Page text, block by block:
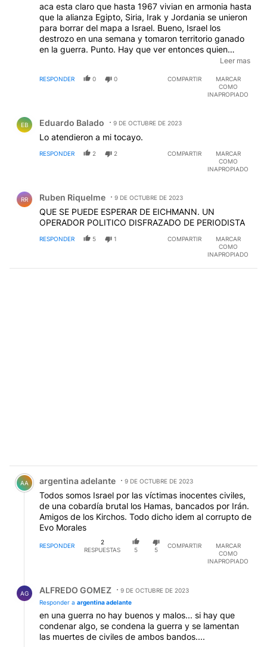
aca esta claro que hasta 1967 vivian en armonia hasta
que la alianza Egipto, Siria, Irak y Jordania se unieron
para borrar del mapa a Israel. Bueno, Israel los
destrozo en una semana y tomaron territorio ganado
en la guerra. Punto. Hay que ver entonces quien
encendio la mecha del conflicto. Ademas, hasta que
Iran, y Libano, y dejen de mandar misiles y drones
TODOS LOS DIAS sobre Israel, no hay negociacion
Leer mas
RESPONDER 0 0 COMPARTIR
MARCAR
COMO
INAPROPIADO
EB Eduardo Balado 9 DE OCTUBRE DE 2023
Lo atendieron a mi tocayo.
RESPONDER 2 2 COMPARTIR
MARCAR
COMO
INAPROPIADO
RR Ruben Riquelme 9 DE OCTUBRE DE 2023
QUE SE PUEDE ESPERAR DE EICHMANN. UN
OPERADOR POLITICO DISFRAZADO DE PERIODISTA
RESPONDER 5 1 COMPARTIR
MARCAR
COMO
INAPROPIADO
Comentario de argentina adelante.
AA argentina adelante 9 DE OCTUBRE DE 2023
Todos somos Israel por las víctimas inocentes civiles,
de una cobardía brutal los Hamas, bancados por Irán.
Amigos de los Kirchos. Todo dicho idem al corrupto de
Evo Morales
RESPONDER
2
RESPUESTAS
5 5
COMPARTIR
MARCAR
COMO
INAPROPIADO
AG ALFREDO GOMEZ
9 DE OCTUBRE DE 2023
Responder a argentina adelante
en una guerra no hay buenos y malos... si hay que
condenar algo, se condena la guerra y se lamentan
las muertes de civiles de ambos bandos....